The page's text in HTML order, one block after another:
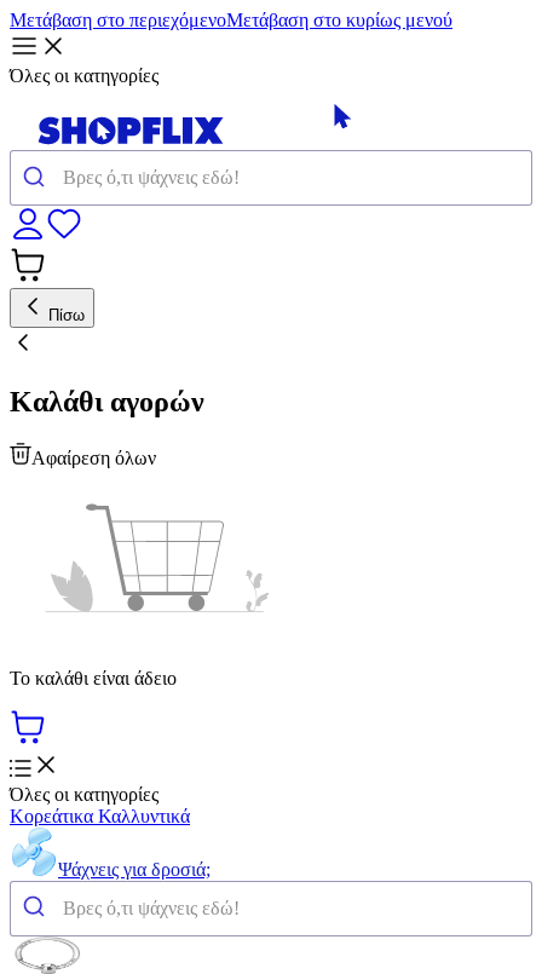
Μετάβαση στο περιεχόμενοΜετάβαση στο κυρίως μενού
Όλες οι κατηγορίες
Πίσω
Καλάθι αγορών
Αφαίρεση όλων
Το καλάθι είναι άδειο
Όλες οι κατηγορίες
Κορεάτικα Καλλυντικά
Ψάχνεις για δροσιά;